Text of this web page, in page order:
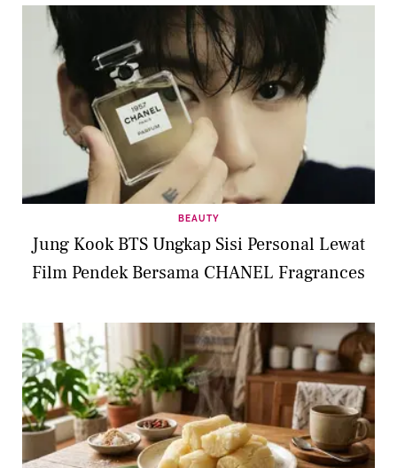
BEAUTY
Jung Kook BTS Ungkap Sisi Personal Lewat
Film Pendek Bersama CHANEL Fragrances